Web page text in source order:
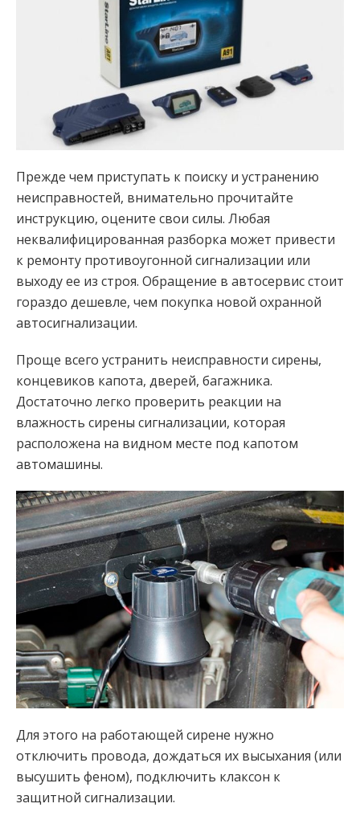
Прежде чем приступать к поиску и устранению
неисправностей, внимательно прочитайте
инструкцию, оцените свои силы. Любая
неквалифицированная разборка может привести
к ремонту противоугонной сигнализации или
выходу ее из строя. Обращение в автосервис стоит
гораздо дешевле, чем покупка новой охранной
автосигнализации.
Проще всего устранить неисправности сирены,
концевиков капота, дверей, багажника.
Достаточно легко проверить реакции на
влажность сирены сигнализации, которая
расположена на видном месте под капотом
автомашины.
Для этого на работающей сирене нужно
отключить провода, дождаться их высыхания (или
высушить феном), подключить клаксон к
защитной сигнализации.